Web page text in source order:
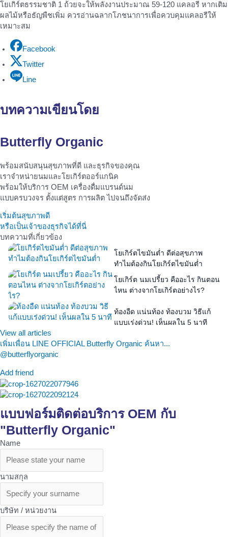
โยเกิร์ตธรรมชาติ 1 ถ้วยจะให้พลังงานประมาณ 59-120 แคลอรี หากเติม
ผลไม้หรือธัญพืชเพิ่ม ควรอ่านฉลากโภชนาการเพื่อควบคุมแคลอรีให้
เหมาะสม
Facebook
Twitter
Line
บทความเขียนโดย
Butterfly Organic
พร้อมสนับสนุนสุขภาพที่ดี และธุรกิจของคุณ
เราจำหน่ายนมและโยเกิร์ตออร์แกนิค
พร้อมให้บริการ OEM เครื่องดื่มแบรนด์นม
แบบครบวงจร ตั้งแต่สูตร การผลิต ไปจนถึงจัดส่ง
เริ่มต้นสุขภาพดี
หรือเป็นเจ้าของธุรกิจได้ที่นี่
บทความที่เกี่ยวข้อง
โยเกิร์ตไขมันต่ำ ดีต่อสุขภาพ
ทำไมต้องกินโยเกิร์ตไขมันต่ำ
โยเกิร์ต นมเปรี้ยว คืออะไร กินตอน
ไหน ต่างจากโยเกิร์ตอย่างไร?
ท้องอืด แน่นท้อง ท้องบวม วิธีแก้
แบบเร่งด่วน! เห็นผลใน 5 นาที
View all articles
เพิ่มเพื่อน LINE OFFICIAL Butterfly Organic ค้นหา...
@butterflyorganic
Add friend
แบบฟอร์มติดต่อบริการ OEM กับ
"Butterfly Organic"
Name
นามสกุล
บริษัท / หน่วยงาน